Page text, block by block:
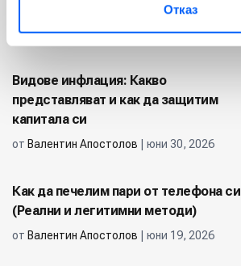
Отказ
Данъчни съвети за инвеститори
отВалентин Апостолов| юли 16, 2026
Видове инфлация: Какво
представляват и как да защитим
капитала си
от Валентин Апостолов | юни 30, 2026
Как да печелим пари от телефона си
(Реални и легитимни методи)
от Валентин Апостолов | юни 19, 2026